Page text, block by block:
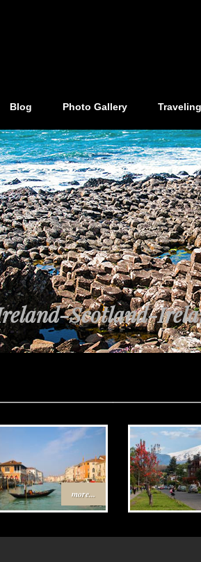
Blog Photo Gallery
Scotland-
Jordan ตอนที่
more...